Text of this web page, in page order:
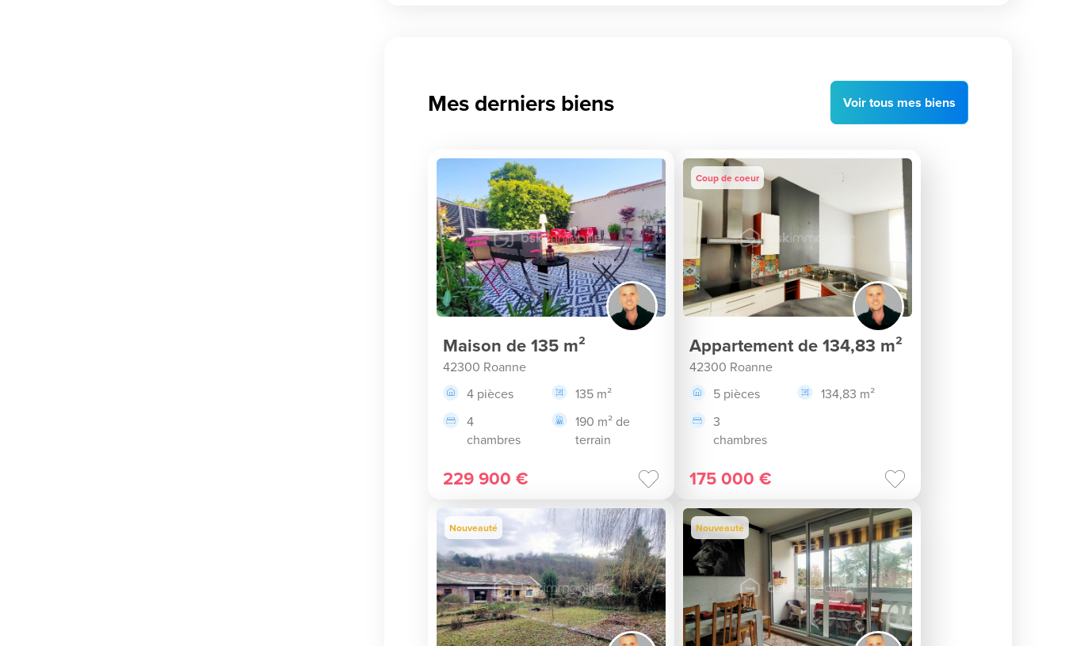
Mes derniers biens Voirtous mes biens
Maison de 135 m²
42300 Roanne
4 pièces
135 m²
4
chambres
190 m² de
terrain
229 900 €
Coup de coeur
Appartement de 134,83 m²
42300 Roanne
5 pièces
134,83 m²
3
chambres
175 000 €
Nouveauté Nouveauté